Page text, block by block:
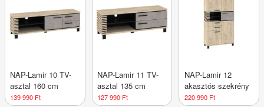
NAP-Lamir 10 TV-
asztal 160 cm
139 990 Ft
NAP-Lamir 11 TV-
asztal 135 cm
127 990 Ft
NAP-Lamir 12
akasztós szekrény
220 990 Ft